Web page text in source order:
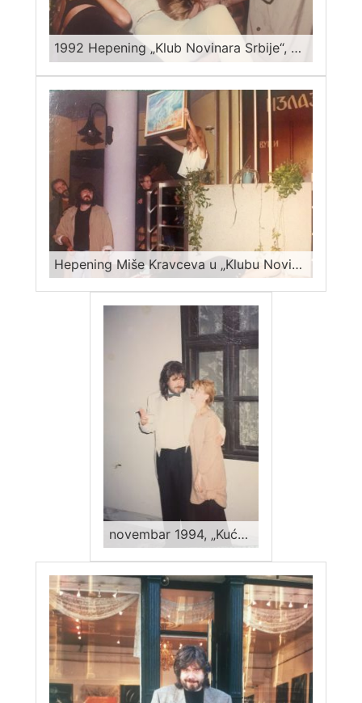
1992 Hepening „Klub Novinara Srbije“, Miša Kravcev potpisuje modele koji se onda bude i iznose sliku po sliku
Hepening Miše Kravceva u „Klubu Novinara Srbije“ 1992, Modeli iznose sliku po sliku pred publiku
novembar 1994, „Kuća Djure Jakšića“, Skadarlija, Miša Mihajlo Kravcev i gdja Violeta Zemun, član organizacionog tima izložbe